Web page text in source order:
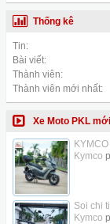
Thống kê
Tin:
Bài viết:
Thành viên:
Thành viên mới nhất:
Xe Moto PKL
Kymco
Soi chi
Kymco